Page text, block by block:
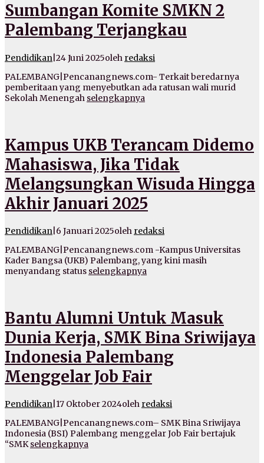
Sumbangan Komite SMKN 2
Palembang Terjangkau
Pendidikan 24 Juni 2025oleh redaksi
PALEMBANG|Pencanangnews.com- Terkait beredarnya
pemberitaan yang menyebutkan ada ratusan wali murid
Sekolah Menengah selengkapnya
Kampus UKB Terancam Didemo
Mahasiswa, Jika Tidak
Melangsungkan Wisuda Hingga
Akhir Januari 2025
Pendidikan 6 Januari 2025oleh redaksi
PALEMBANG|Pencanangnews.com -Kampus Universitas
Kader Bangsa (UKB) Palembang, yang kini masih
menyandang status selengkapnya
Bantu Alumni Untuk Masuk
Dunia Kerja, SMK Bina Sriwijaya
Indonesia Palembang
Menggelar Job Fair
Pendidikan 17 Oktober 2024oleh redaksi
PALEMBANG|Pencanangnews.com– SMK Bina Sriwijaya
Indonesia (BSI) Palembang menggelar Job Fair bertajuk
“SMKselengkapnya